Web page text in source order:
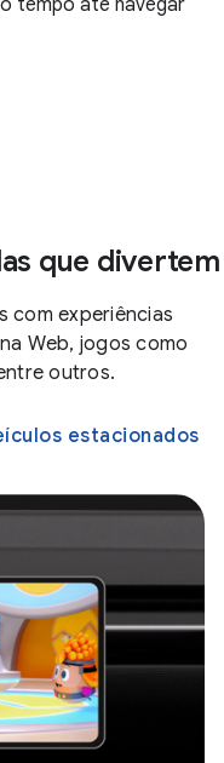
tempo até navegar
que divertem
com experiências
Web, jogos como
outros.
estacionados